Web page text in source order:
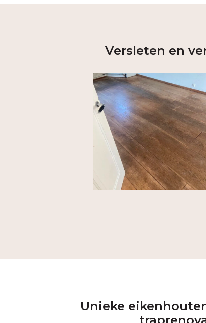
Versleten en
Unieke